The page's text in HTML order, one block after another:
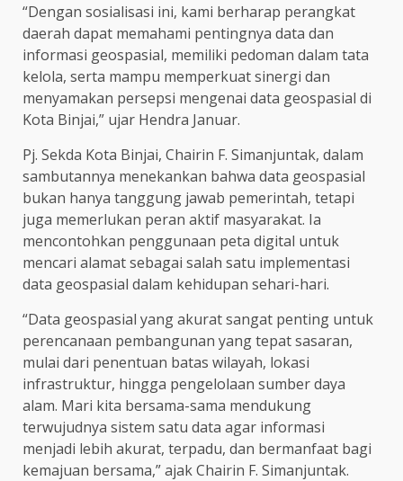
“Dengan sosialisasi ini, kami berharap perangkat
daerah dapat memahami pentingnya data dan
informasi geospasial, memiliki pedoman dalam tata
kelola, serta mampu memperkuat sinergi dan
menyamakan persepsi mengenai data geospasial di
Kota Binjai,” ujar Hendra Januar.
Pj. Sekda Kota Binjai, Chairin F. Simanjuntak, dalam
sambutannya menekankan bahwa data geospasial
bukan hanya tanggung jawab pemerintah, tetapi
juga memerlukan peran aktif masyarakat. Ia
mencontohkan penggunaan peta digital untuk
mencari alamat sebagai salah satu implementasi
data geospasial dalam kehidupan sehari-hari.
“Data geospasial yang akurat sangat penting untuk
perencanaan pembangunan yang tepat sasaran,
mulai dari penentuan batas wilayah, lokasi
infrastruktur, hingga pengelolaan sumber daya
alam. Mari kita bersama-sama mendukung
terwujudnya sistem satu data agar informasi
menjadi lebih akurat, terpadu, dan bermanfaat bagi
kemajuan bersama,” ajak Chairin F. Simanjuntak.